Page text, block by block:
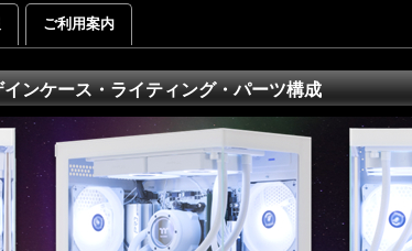
ご利用案内
ンケース・ライティング・パーツ構成